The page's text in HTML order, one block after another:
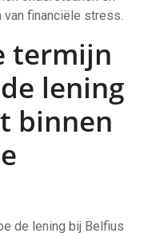
van financiële stress.
termijn
lening
binnen
de lening bij Belfius